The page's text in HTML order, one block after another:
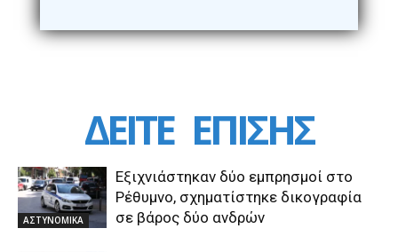
ΔΕΙΤΕ ΕΠΙΣΗΣ
ΑΣΤΥΝΟΜΙΚΑ
Εξιχνιάστηκαν δύο εμπρησμοί στο
Ρέθυμνο, σχηματίστηκε δικογραφία
σε βάρος δύο ανδρών